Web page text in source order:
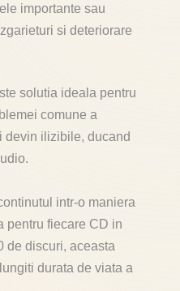
importante sau
si deteriorare
solutia ideala pentru
comune a
devin ilizibile, ducand
intr-o maniera
pentru fiecare CD in
de discuri, aceasta
durata de viata a